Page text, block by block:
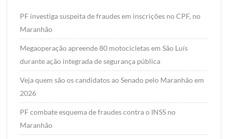
PF investiga suspeita de fraudes em inscrições no CPF, no
Maranhão
Megaoperação apreende 80 motocicletas em São Luís
durante ação integrada de segurança pública
Veja quem são os candidatos ao Senado pelo Maranhão em
2026
PF combate esquema de fraudes contra o INSS no
Maranhão